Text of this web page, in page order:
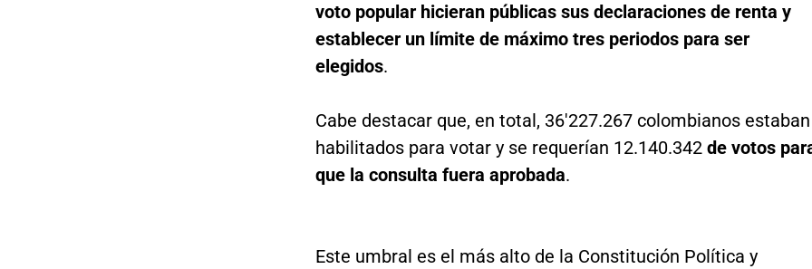
voto popular hicieran públicas sus declaraciones de renta y
establecer un límite de máximo tres periodos para ser
elegidos.
Cabe destacar que, en total, 36'227.267 colombianos estaban
habilitados para votar y se requerían 12.140.342 de votos
que la consulta fuera aprobada.
Este umbral es el más alto de la Constitución Política y